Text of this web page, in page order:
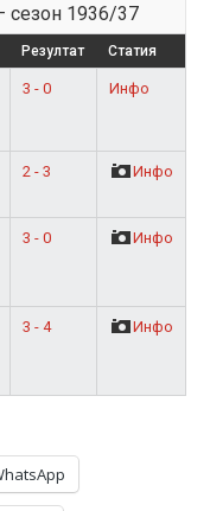
сезон 1936/37
Резултат Статия
3 - 0 Инфо
2 - 3 Инфо
3 - 0 Инфо
3 - 4 Инфо